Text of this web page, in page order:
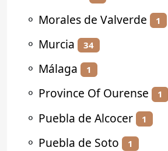
⚬ Morales de Valverde 1
⚬ Murcia 34
⚬ Málaga 1
⚬ Province Of Ourense 1
⚬ Puebla de Alcocer 1
⚬ Puebla de Soto 1